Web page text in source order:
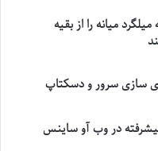
میانه را از بقیه
سازی سرور و دسکتاپ
در وب آو ساینس